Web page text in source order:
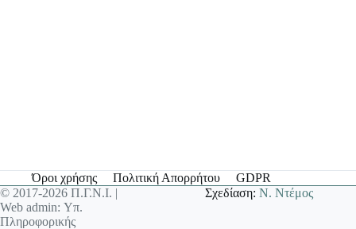
Όροι χρήσης Πολιτική Απορρήτου
GDPR
© 2017-2026 Π.Γ.Ν.Ι. |
Web admin: Υπ.
Πληροφορικής
Σχεδίαση:Ν. Ντέμος